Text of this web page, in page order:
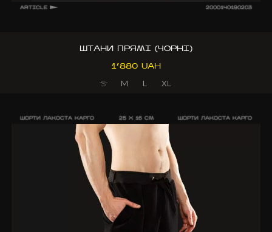
ARTICLE 2000140190203
ШТАНИ ПРЯМІ (ЧОРНІ)
1’880 UAH
S
M L XL
ШОРТИ ЛАКОСТА КАРГО 25 X 16 CM ШОРТИ ЛАКОСТА КАРГО